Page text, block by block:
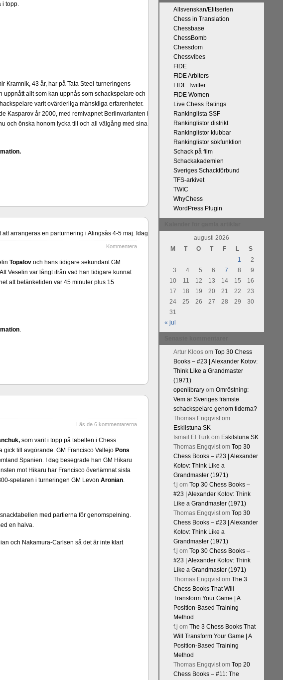
Kramnik, 43 år, har på Tata Steel-turneringens
allt som kan uppnås som schackspelare och
varit ovärderliga mänskliga erfarenheter.
Kasparov år 2000, med remivapnet Berlinvarianten i
och önska honom lycka till och all välgång med sina
arrangeras en parturnering i Alingsås 4-5 maj. Idag
i topp.
Kommentera
Topalovoch hans tidigare sekundant GM
Veselin var långt ifrån vad han tidigare kunnat
att betänketiden var 45 minuter plus 15
.
Läs de 6 kommentarerna
som varit i topp på tabellen i Chess
till avgörande. GM Francisco Vallejo Pons
Spanien. I dag besegrade han GM Hikaru
mot Hikaru har Francisco överlämnat sista
spelaren i turneringen GM Levon Aronian.
med partierna för genomspelning.
en halva.
och Nakamura-Carlsen så det är inte klart
Allsvenskan/Elitserien
Chess in Translation
Chessbase
ChessBomb
Chessdom
Chessvibes
FIDE
FIDE Arbiters
FIDE Twitter
FIDE Women
Live Chess Ratings
Rankinglista SSF
Rankinglistor distrikt
Rankinglistor klubbar
Rankinglistor sökfunktion
Schack på film
Schackakademien
Sveriges Schackförbund
TFS-arkivet
TWIC
WhyChess
WordPress Plugin
augusti 2026
M
T O T F L
S
1
2
3
4 5 6 7 8
9
10
11 12 13 14 15
16
17
18 19 20 21 22
23
24
25 26 27 28 29
30
31
« jul
Artur Kloosom Top 30 Chess
Books – #23 | Alexander Kotov:
Think Like a Grandmaster
(1971)
openlibraryom Omröstning:
Vem är Sveriges främste
schackspelare genom tiderna?
Thomas Engqvistom
Eskilstuna SK
Ismail El Turkom Eskilstuna SK
Thomas Engqvistom Top 30
Chess Books – #23 | Alexander
Kotov: Think Like a
Grandmaster (1971)
f.j om Top 30 Chess Books –
#23 | Alexander Kotov: Think
Like a Grandmaster (1971)
Thomas Engqvistom Top 30
Chess Books – #23 | Alexander
Kotov: Think Like a
Grandmaster (1971)
f.j om Top 30 Chess Books –
#23 | Alexander Kotov: Think
Like a Grandmaster (1971)
Thomas Engqvistom The 3
Chess Books That Will
Transform Your Game | A
Position-Based Training
Method
f.j om The 3 Chess Books That
Will Transform Your Game | A
Position-Based Training
Method
Thomas Engqvistom Top 20
Chess Books – #11: The